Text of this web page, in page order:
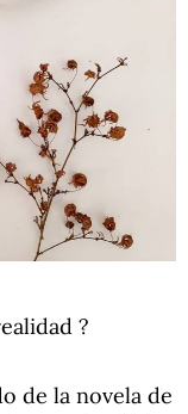
?
de la novela de